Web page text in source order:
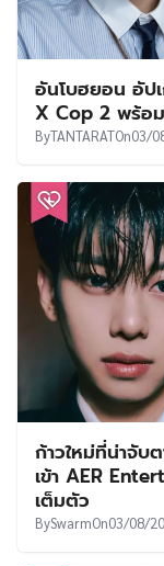
อันโบฮยอน อัป
X Cop 2 พร้อ
ByTANTARATOn03/
ก้าวใหม่ที่น่าจั
เข้า AER
เต็มตัว
BySwarmOn03/08/